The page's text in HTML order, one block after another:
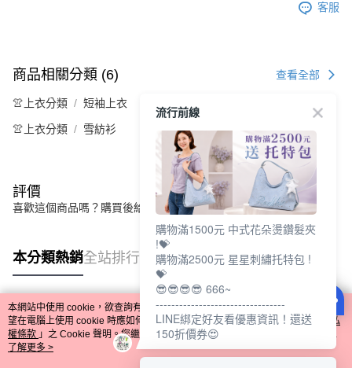
客服
商品相關分類 (6) 查看全部
👚上衣分類 短袖上衣
👚上衣分類 雪紡衫
評價
喜歡這個商品嗎？購買後給他一個好評吧
本分類熱銷全站排行
熱門標籤
本網站中使用 cookie，欲查詢有關本網站使用 cookie 方式之詳情，及若您不希
望在電腦上使用 cookie 時應如何變更電腦的 cookie 設定，請參閱本網站「
隱私
權條款 」之 Cookie 聲明。您繼續使用本網站即表示您同意本公司得按本網站使
用條款之 Cookie 聲明使用 cookie。
了解更多 >
流行前線
購物滿1500元 中式花朵燙鑽髮夾
!💝
購物滿2500元 星星刺繡托特包 !
💝
😎😎😎😎 666~
---------------------------------
LINE綁定好友看優惠資訊！還送
150折價券😍